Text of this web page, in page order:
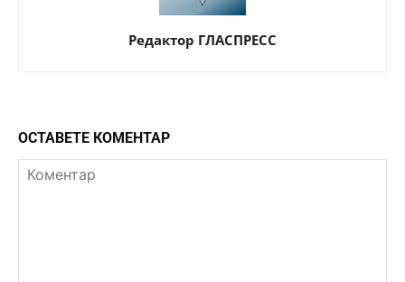
Редактор ГЛАСПРЕСС
ОСТАВЕТЕ КОМЕНТАР